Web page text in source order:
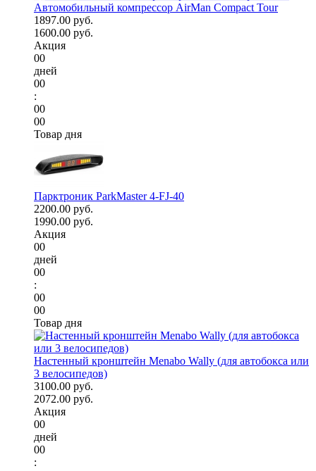
Автомобильный компрессор AirMan Compact Tour
1897.00 руб.
1600.00 руб.
Акция
00
дней
00
:
00
00
Товар дня
Парктроник ParkMaster 4-FJ-40
2200.00 руб.
1990.00 руб.
Акция
00
дней
00
:
00
00
Товар дня
Настенный кронштейн Menabo Wally (для автобокса или
3 велосипедов)
3100.00 руб.
2072.00 руб.
Акция
00
дней
00
: